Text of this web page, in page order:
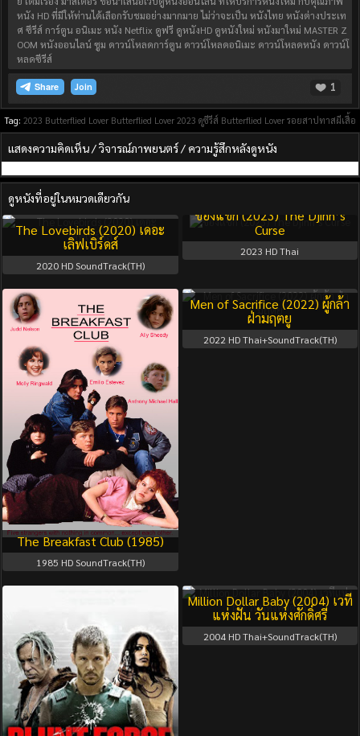
หนัง HD ที่มีให้ท่านได้เลือกรับชมอย่างมากมาย ไม่ว่าจะเป็น หนังไทย หนังต่างประเท
ศ ซีรีส์ การ์ตูน อนิเมะ หนัง Netflix ดูฟรี ดูหนังHD ดูหนังใหม่ หนังมาใหม่ MASTER Z
OOM หนังออนไลน์ ซูม ดาวน์โหลดการ์ตูน ดาวน์โหลดอนิเมะ ดาวน์โหลดหนัง ดาวน์โ
หลดซีรีส์
Join 1
Tag: 2023 Butterflied Lover Butterflied Lover 2023 ดูซีรีส์ Butterflied Lover รอยสาปทาสผีเสื้อ
แสดงความคิดเห็น / วิจารณ์ภาพยนตร์ / ความรู้สึกหลังดูหนัง
ดูหนังที่อยู่ในหมวดเดียวกัน
The Lovebirds (2020) เดอะ
เลิฟเบิร์ดส์
2020HD SoundTrack(TH)
ของแขก (2023) The Djinn’s
Curse
2023 HD Thai
The Breakfast Club (1985)
1985 HD SoundTrack(TH)
Men of Sacrifice (2022) ผู้กล้า
ฝ่ามฤตยู
2022 HD Thai+SoundTrack(TH)
Million Dollar Baby (2004) เวที
แห่งฝัน วันแห่งศักดิ์ศรี
2004HD Thai+SoundTrack(TH)